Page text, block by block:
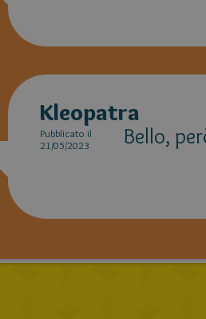
Kleopatra
Pubblicato il
21/05/2023
Bello,